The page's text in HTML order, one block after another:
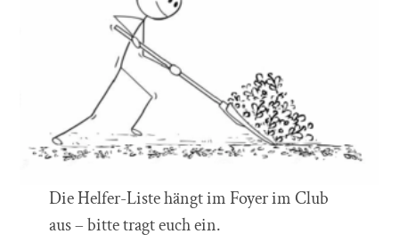
Die Helfer-Liste hängt im Foyer im Club
aus – bitte tragt euch ein.